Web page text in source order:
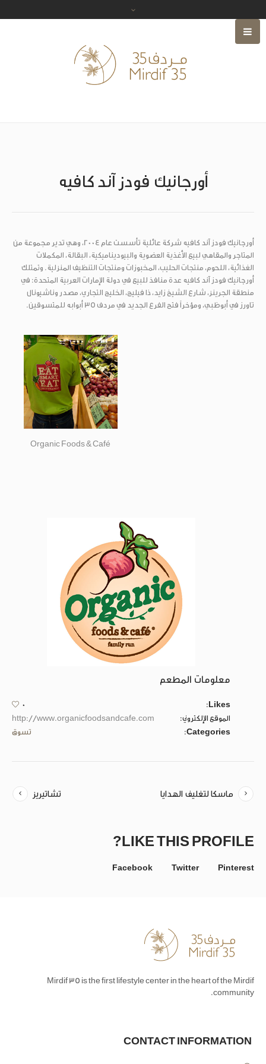
أورجانيك فودز آند كافيه
أورجانيك فودز آند كافيه شركة عائلية تأسست عام 2004، وهي تدير مجموعة من
المتاجر والمقاهي لبيع الأغذية العضوية والبيوديناميكية، البقالة، المكملات
الغذائية، اللحوم، منتجات الحليب، المخبوزات ومنتجات التنظيف المنزلية. وتمتلك
أورجانيك فودز آند كافيه عدة منافذ للبيع في دولة الإمارات العربية المتحدة: في
منطقة الجرينز، شارع الشيخ زايد، ذا فيليج، الخليج التجاري، مصدر وناشيونال
تاورز في أبوظبي، ومؤخراً فتح الفرع الجديد في مردف 35 أبوابه للمتسوقين.
Organic Foods & Café
معلومات المطعم
Likes:
0
الموقع الإلكتروني:
http://www.organicfoodsandcafe.com
Categories:
تسوق
تشاتيريز ماسكا لتغليف الهدايا
LIKE THIS PROFILE?
Facebook Twitter Pinterest
Mirdif 35 is the first lifestyle center in the heart of the Mirdif
community.
CONTACT INFORMATION